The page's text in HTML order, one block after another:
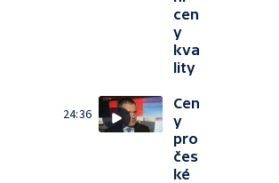
cen
y
kva
lity
24:36
Cen
y
pro
čes
ké